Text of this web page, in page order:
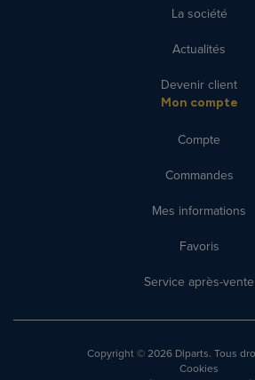
La société
Actualités
Devenir client
Mon compte
Compte
Commandes
Mes informations
Favoris
Service après-vente
Copyright© 2026 Dlparts. Tous
Cookies